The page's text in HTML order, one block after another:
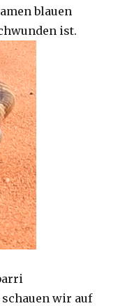
blauen
ist.
wir auf